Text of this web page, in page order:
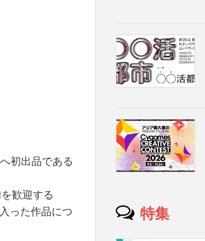
初出品である
歓迎する
った作品につ
特集